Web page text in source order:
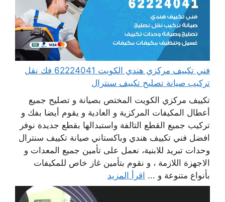
فني تكييف مركزي هندي الكويت 62224041 فك نقل
تركيب صيانة تصليح تكييف سنترال
تكييف مركزي الكويت المختص بصيانة و تصليح جميع
أعطال المكيفات المركزية و العادية و يقوم أيضا بفك و
تركيب جميع القطع التالفة واستبدالها بقطع جديدة نوفر
افضل فني تكييف هندي وباكستاني صيانة تكييف سنترال
وحدات تبريد للابنية، نعمل على تأمين جميع المعدات و
الاجهزة اللازمة ، و نقوم بتأمين غاز خاص للمكيفات
بأنواع متنوعة و ... اقرأ المزيد